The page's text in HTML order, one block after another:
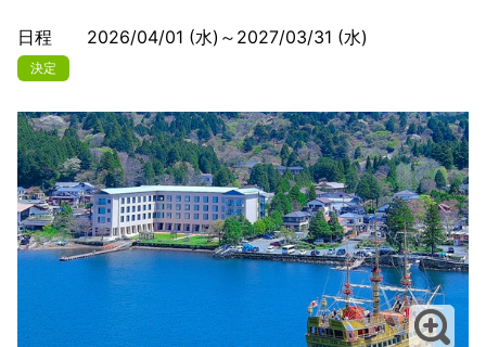
日程 2026/04/01 (水)～2027/03/31 (水)
決定